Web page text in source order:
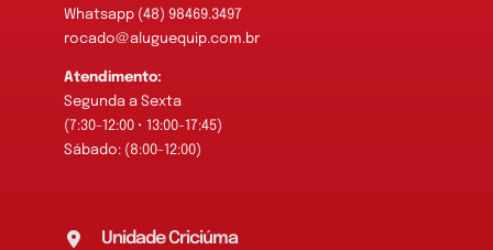
Whatsapp (48) 98469.3497
rocado@aluguequip.com.br
Atendimento:
Segunda a Sexta
(7:30-12:00 • 13:00-17:45)
Sábado: (8:00-12:00)
Unidade Criciúma